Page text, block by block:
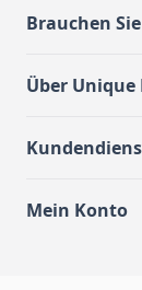
Brauchen
Über
Mein Konto